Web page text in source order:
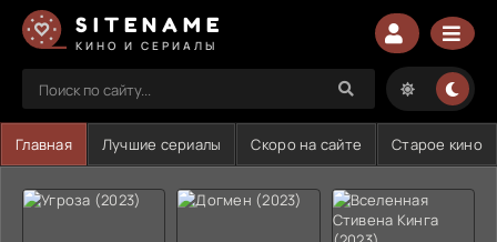
SITENAME
КИНО И СЕРИАЛЫ
Главная Лучшие сериалы Скоро на сайте Старое кино